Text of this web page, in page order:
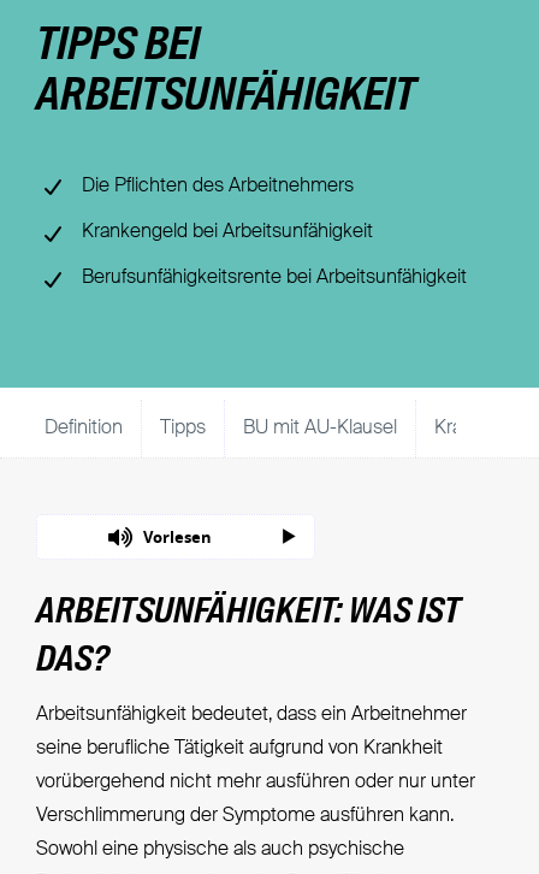
Nachhaltigkeit
Magazin
TIPPS BEI
ARBEITSUNFÄHIGKEIT
Die Pflichten des Arbeitnehmers
Krankengeld bei Arbeitsunfähigkeit
Berufsunfähigkeitsrente bei Arbeitsunfähigkeit
Definition Tipps BU mit AU-Klausel
Vorlesen
ARBEITSUNFÄHIGKEIT: WAS IST
DAS?
Arbeitsunfähigkeit bedeutet, dass ein Arbeitnehmer
seine berufliche Tätigkeit aufgrund von Krankheit
vorübergehend nicht mehr ausführen oder nur unter
Verschlimmerung der Symptome ausführen kann.
Sowohl eine physische als auch psychische